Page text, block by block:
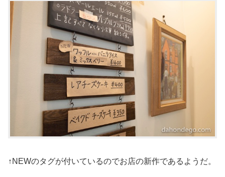
↑NEWのタグが付いているのでお店の新作であるようだ。